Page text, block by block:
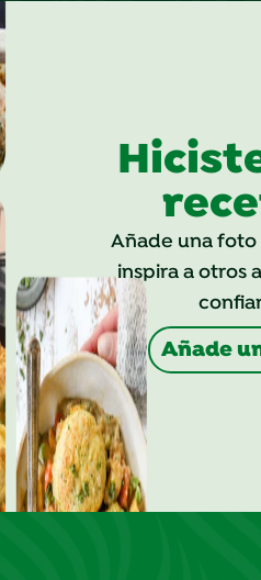
Añade una foto
inspira a otros
Añade